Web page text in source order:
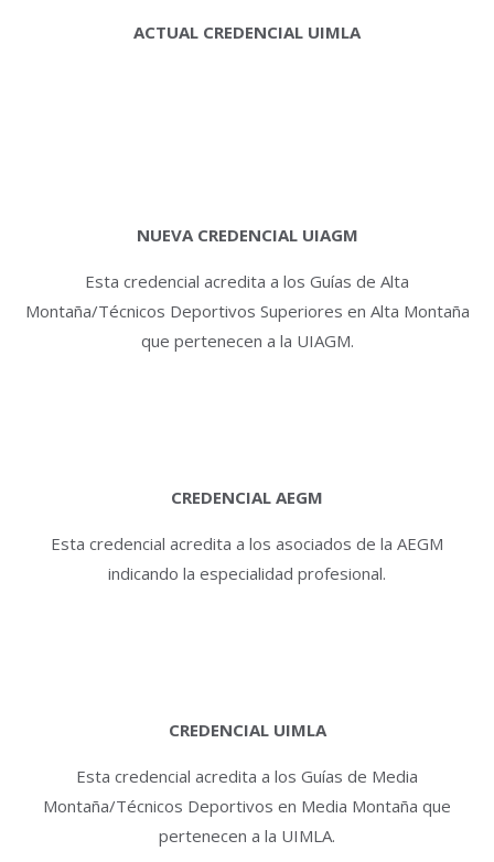
ACTUAL CREDENCIAL UIMLA
NUEVA CREDENCIAL UIAGM
Esta credencial acredita a los Guías de Alta
Montaña/Técnicos Deportivos Superiores en Alta Montaña
que pertenecen a la UIAGM.
CREDENCIAL AEGM
Esta credencial acredita a los asociados de la AEGM
indicando la especialidad profesional.
CREDENCIAL UIMLA
Esta credencial acredita a los Guías de Media
Montaña/Técnicos Deportivos en Media Montaña que
pertenecen a la UIMLA.